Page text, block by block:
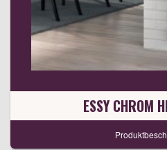
ESSY CHROM